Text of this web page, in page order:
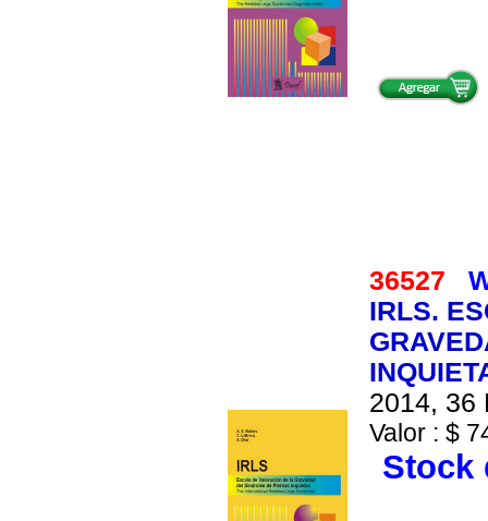
36527
IRLS.
2014, 36
Valor : $
Stock